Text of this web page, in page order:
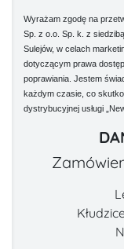
Wyrażam zgodę na
Sp. z o.o. Sp. k. z
Sulejów, w celach
dotyczącym prawa
poprawiania. Jestem
każdym czasie, co
dystrybucyjnej usługi